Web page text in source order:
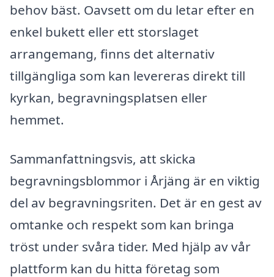
behov bäst. Oavsett om du letar efter en
enkel bukett eller ett storslaget
arrangemang, finns det alternativ
tillgängliga som kan levereras direkt till
kyrkan, begravningsplatsen eller
hemmet.
Sammanfattningsvis, att skicka
begravningsblommor i Årjäng är en viktig
del av begravningsriten. Det är en gest av
omtanke och respekt som kan bringa
tröst under svåra tider. Med hjälp av vår
plattform kan du hitta företag som